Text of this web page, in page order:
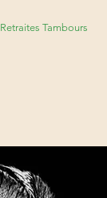
Retraites Tambours